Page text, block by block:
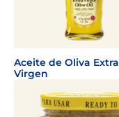
Aceite de Oliva Extra
Virgen